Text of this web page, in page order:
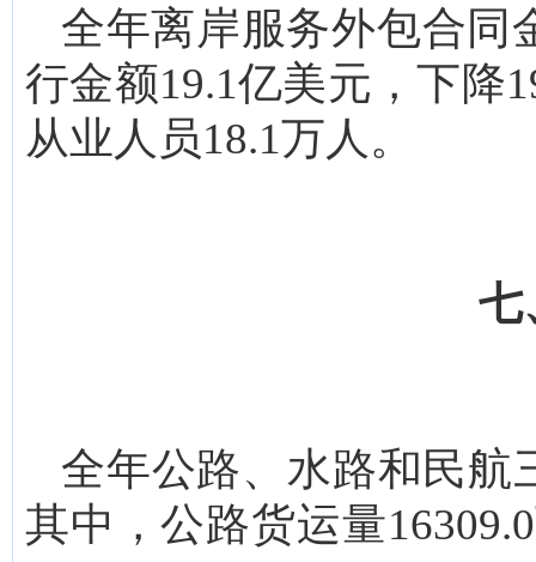
全年离岸服务外包合同
行金额19.1亿美元，下降
从业人员18.1万人。
七
全年公路、水路和民航
其中，公路货运量